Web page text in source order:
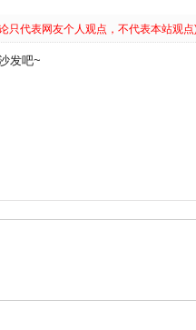
只代表网友个人观点，不代表本站观点
发吧~